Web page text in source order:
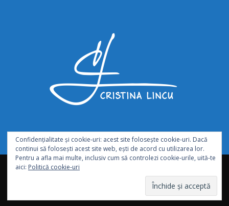
abonează-te hartă site
parteneri contact
© Copyright cristinalincu.ro 2017-2023. Toate drepturile rezervate
Confidențialitate și cookie-uri: acest site folosește cookie-uri. Dacă
continui să folosești acest site web, ești de acord cu utilizarea lor.
Pentru a afla mai multe, inclusiv cum să controlezi cookie-urile, uită-te
aici: Politică cookie-uri